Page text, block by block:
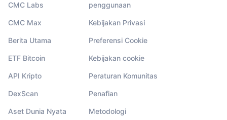
CMC Labs
CMC Max
Berita Utama
ETF Bitcoin
API Kripto
DexScan
Aset Dunia Nyata
penggunaan
Kebijakan Privasi
Preferensi Cookie
Kebijakan cookie
Peraturan Komunitas
Penafian
Metodologi